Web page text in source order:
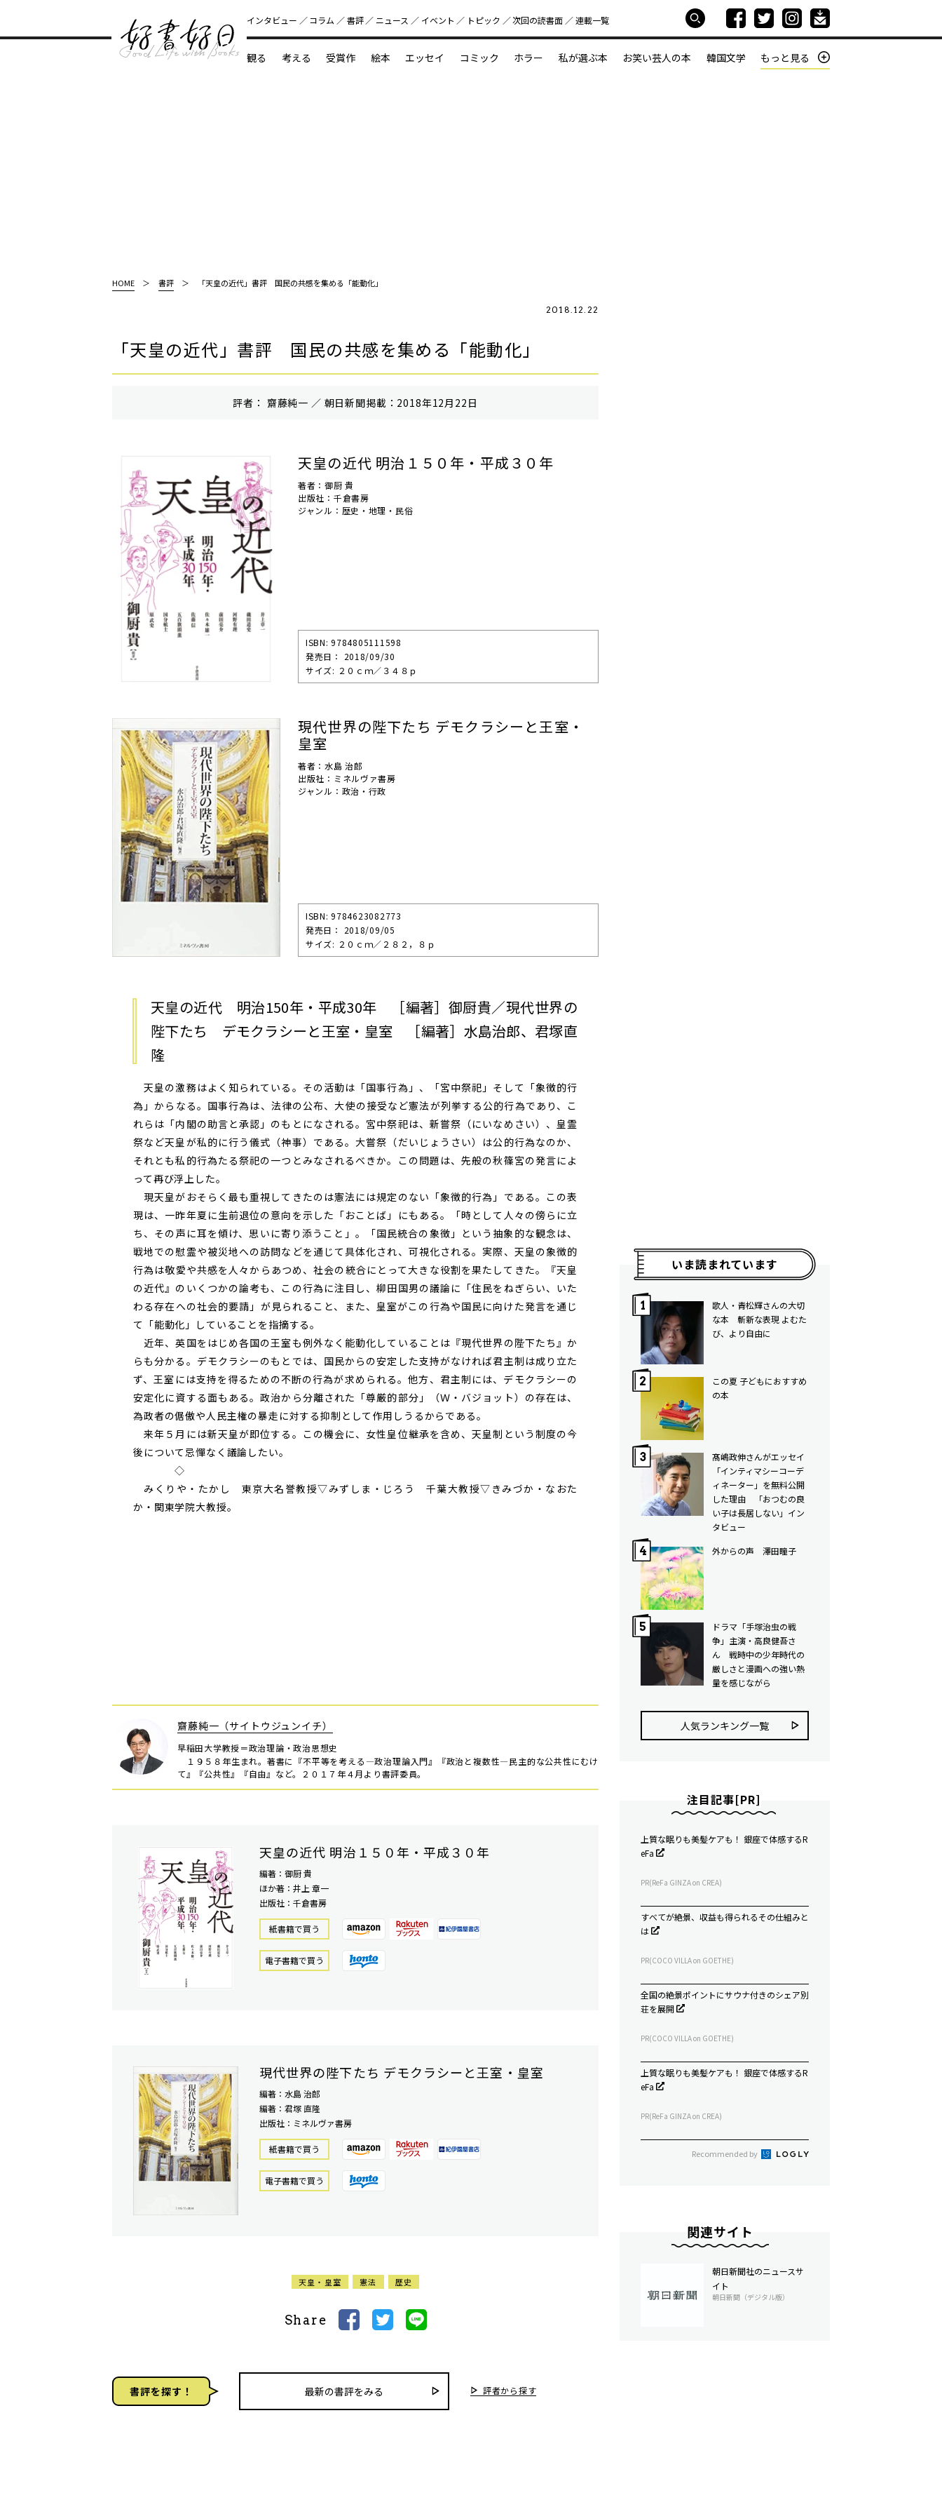
好書好日
インタビュー コラム 書評 ニュース イベント トピック 次回の読書⾯ 連載一覧
観る 考える 受賞作 絵本 エッセイ コミック ホラー 私が選ぶ本 お笑い芸人の本 韓国文学 もっと見る
HOME 書評 「天皇の近代」書評 国民の共感を集める「能動化」
2018.12.22
「天皇の近代」書評 国民の共感を集める「能動化」
評者： 齋藤純一 ／ 朝⽇新聞掲載：2018年12月22日
天皇の近代 明治１５０年・平成３０年
著者：御厨 貴
出版社：千倉書房
ジャンル：歴史・地理・民俗
ISBN: 9784805111598
発売⽇： 2018/09/30
サイズ: ２０ｃｍ／３４８ｐ
現代世界の陛下たち デモクラシーと王室・
皇室
著者：水島 治郎
出版社：ミネルヴァ書房
ジャンル：政治・行政
ISBN: 9784623082773
発売⽇： 2018/09/05
サイズ: ２０ｃｍ／２８２，８ｐ
天皇の近代 明治150年・平成30年 ［編著］御厨貴／現代世界の
陛下たち デモクラシーと王室・皇室 ［編著］水島治郎、君塚直
隆
天皇の激務はよく知られている。その活動は「国事行為」、「宮中祭祀」そして「象徴的行
為」からなる。国事行為は、法律の公布、大使の接受など憲法が列挙する公的行為であり、こ
れらは「内閣の助言と承認」のもとになされる。宮中祭祀は、新嘗祭（にいなめさい）、皇霊
祭など天皇が私的に行う儀式（神事）である。大嘗祭（だいじょうさい）は公的行為なのか、
それとも私的行為たる祭祀の一つとみなされるべきか。この問題は、先般の秋篠宮の発言によ
って再び浮上した。
現天皇がおそらく最も重視してきたのは憲法には規定のない「象徴的行為」である。この表
現は、一昨年夏に生前退位の意向を示した「おことば」にもある。「時として人々の傍らに立
ち、その声に耳を傾け、思いに寄り添うこと」。「国民統合の象徴」という抽象的な観念は、
戦地での慰霊や被災地への訪問などを通じて具体化され、可視化される。実際、天皇の象徴的
行為は敬愛や共感を人々からあつめ、社会の統合にとって大きな役割を果たしてきた。『天皇
の近代』のいくつかの論考も、この行為に注目し、柳田国男の議論に「住民をねぎらい、いた
わる存在への社会的要請」が見られること、また、皇室がこの行為や国民に向けた発言を通じ
て「能動化」していることを指摘する。
近年、英国をはじめ各国の王室も例外なく能動化していることは『現代世界の陛下たち』か
らも分かる。デモクラシーのもとでは、国民からの安定した支持がなければ君主制は成り立た
ず、王室には支持を得るための不断の行為が求められる。他方、君主制には、デモクラシーの
安定化に資する面もある。政治から分離された「尊厳的部分」（Ｗ・バジョット）の存在は、
為政者の倨傲や人民主権の暴走に対する抑制として作用しうるからである。
来年５月には新天皇が即位する。この機会に、女性皇位継承を含め、天皇制という制度の今
後について忌憚なく議論したい。
◇
みくりや・たかし 東京大名誉教授▽みずしま・じろう 千葉大教授▽きみづか・なおた
か・関東学院大教授。
齋藤純一（サイトウジュンイチ）
早稲田大学教授＝政治理論・政治思想史
１９５８年生まれ。著書に『不平等を考える―政治理論入門』『政治と複数性―民主的な公共性にむけ
て』『公共性』『自由』など。２０１７年４月より書評委員。
天皇の近代 明治１５０年・平成３０年
編著：御厨 貴
ほか著：井上 章一
出版社：千倉書房
紙書籍で買う
電⼦書籍で買う
現代世界の陛下たち デモクラシーと王室・皇室
編著：水島 治郎
編著：君塚 直隆
出版社：ミネルヴァ書房
紙書籍で買う
電⼦書籍で買う
天皇・皇室 憲法 歴史
Share
書評を探す！ 最新の書評をみる 評者から探す
いま読まれています
歌人・青松輝さんの大切
な本 斬新な表現 よむた
び、より自由に
この夏 子どもにおすすめ
の本
髙嶋政伸さんがエッセイ
「インティマシーコーデ
ィネーター」を無料公開
した理由 「おつむの良
い子は長居しない」イン
タビュー
外からの声 澤田瞳子
ドラマ「手塚治虫の戦
争」主演・高良健吾さ
ん 戦時中の少年時代の
厳しさと漫画への強い熱
量を感じながら
人気ランキング⼀覧
注目記事[PR]
上質な眠りも美髪ケアも！ 銀座で体感するR
eFa
PR(ReFa GINZA on CREA)
すべてが絶景、収益も得られるその仕組みと
は
PR(COCO VILLA on GOETHE)
全国の絶景ポイントにサウナ付きのシェア別
荘を展開
PR(COCO VILLA on GOETHE)
上質な眠りも美髪ケアも！ 銀座で体感するR
eFa
PR(ReFa GINZA on CREA)
Recommended by
関連サイト
朝日新聞社のニュースサ
イト
朝日新聞（デジタル版）